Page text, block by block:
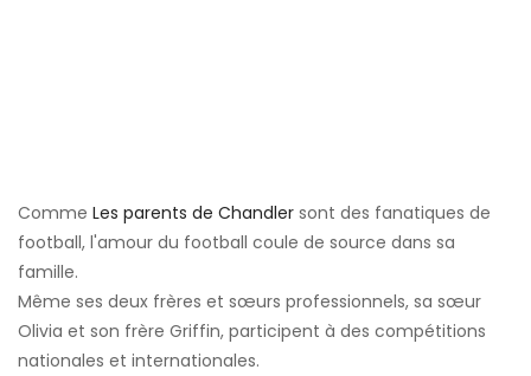
Comme Les parents de Chandler sont des fanatiques de
football, l'amour du football coule de source dans sa
famille.
Même ses deux frères et sœurs professionnels, sa sœur
Olivia et son frère Griffin, participent à des compétitions
nationales et internationales.